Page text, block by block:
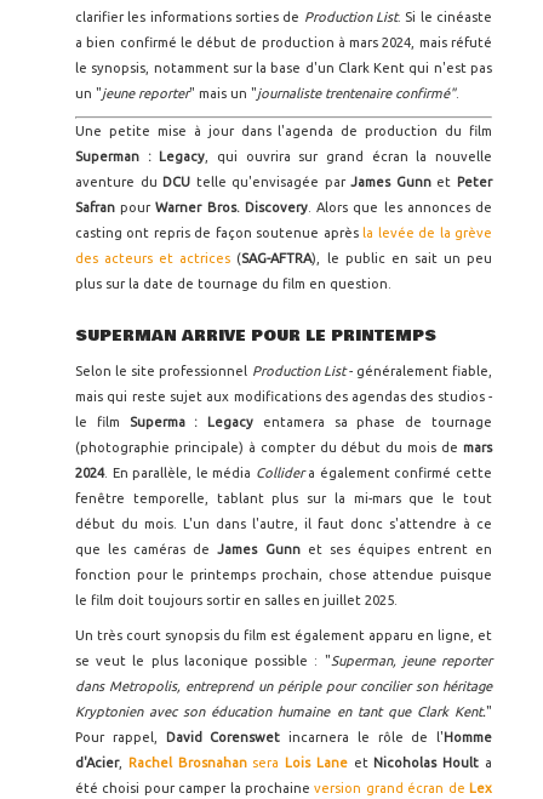
clarifier les informations sorties de Production List. Si le cinéaste
a bien confirmé le début de production à mars 2024, mais réfuté
le synopsis, notamment sur la base d'un Clark Kent qui n'est pas
un "jeune reporter" mais un "journaliste trentenaire confirmé".
Une petite mise à jour dans l'agenda de production du film
Superman : Legacy , qui ouvrira sur grand écran la nouvelle
aventure du DCU telle qu'envisagée parJames Gunn et Peter
SafranpourWarner Bros. Discovery. Alors que les annonces de
casting ont repris de façon soutenue après la levée de la grève
des acteurs et actrices (SAG-AFTRA), le public en sait un peu
plus sur la date de tournage du film en question.
SUPERMAN ARRIVE POUR LE PRINTEMPS
Selon le site professionnel Production List- généralement fiable,
mais qui reste sujet aux modifications des agendas des studios -
le film
Superma : Legacy entamera sa phase de tournage
(photographie principale) à compter du début du mois de mars
2024. En parallèle, le média Collidera également confirmé cette
fenêtre temporelle, tablant plus sur la mi-mars que le tout
début du mois. L'un dans l'autre, il faut donc s'attendre à ce
que les caméras deJames Gunn et ses équipes entrent en
fonction pour le printemps prochain, chose attendue puisque
le film doit toujours sortir en salles en juillet 2025.
Un très court synopsis du film est également apparu en ligne, et
se veut le plus laconique possible : " Superman, jeune reporter
dans Metropolis, entreprend un périple pour concilier son héritage
Kryptonien avec son éducation humaine en tant que Clark Kent."
Pour rappel,
David Corenswet incarnera le rôle de l' Homme
d'Acier, Rachel Brosnahan sera Lois Lane et Nicoholas Hoult a
été choisi pour camper la prochaineversion grand écran de Lex